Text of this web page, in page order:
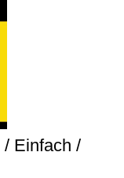
Einfach /